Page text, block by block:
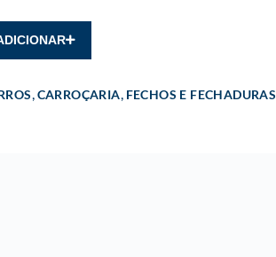
, CARROÇARIA, FECHOS E FECHADURAS